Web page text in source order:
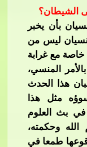
الشيطان؟
بأن يخبر
نسيان ليس من
مع غرابة
المنسي،
هذا الحدث
مثل هذا
في بث العلوم
وحكمته،
طمعا في